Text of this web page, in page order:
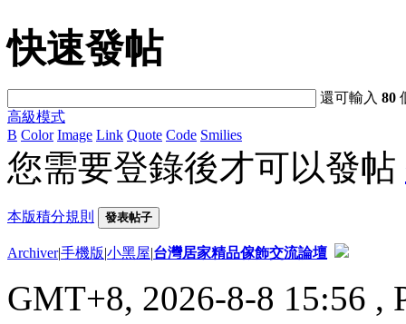
快速發帖
還可輸入80
高級模式
B Color Image Link Quote Code Smilies
您需要登錄後才可以發帖
本版積分規則 發表帖子
Archiver|手機版|小黑屋|台灣居家精品傢飾交流論壇
GMT+8, 2026-8-8 15:56 ,